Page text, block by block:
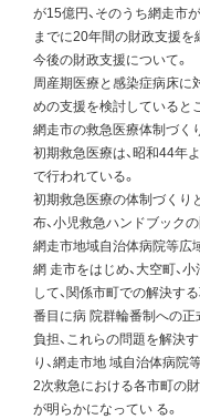
が15億円、そのうち網走市
までに20年間の財政支援を
今後の財政支援について。
周産期医療と感染症病床に
めの支援を検討していると
網走市の救急医療体制づく
初期救急医療は、昭和44年
で行われている。
初期救急医療の体制づくり
布、小児救急ハンドブック
網走市地域自治体病院等広
網 走市をはじめ、大空町、
して、関係市町での解決す
番目に病 院群輪番制への正
負担、これらの問題を解決
り、網走市地 域自治体病院
2次救急における各市町の
が明らかになってい る。